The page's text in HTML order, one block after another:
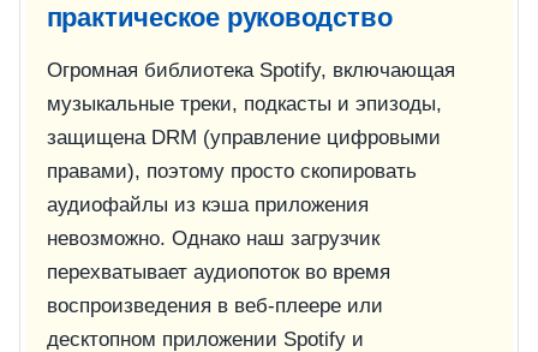
практическое руководство
Огромная библиотека Spotify, включающая
музыкальные треки, подкасты и эпизоды,
защищена DRM (управление цифровыми
правами), поэтому просто скопировать
аудиофайлы из кэша приложения
невозможно. Однако наш загрузчик
перехватывает аудиопоток во время
воспроизведения в веб-плеере или
десктопном приложении Spotify и